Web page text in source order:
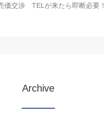
価交渉 TELが来たら即断必要！
Archive